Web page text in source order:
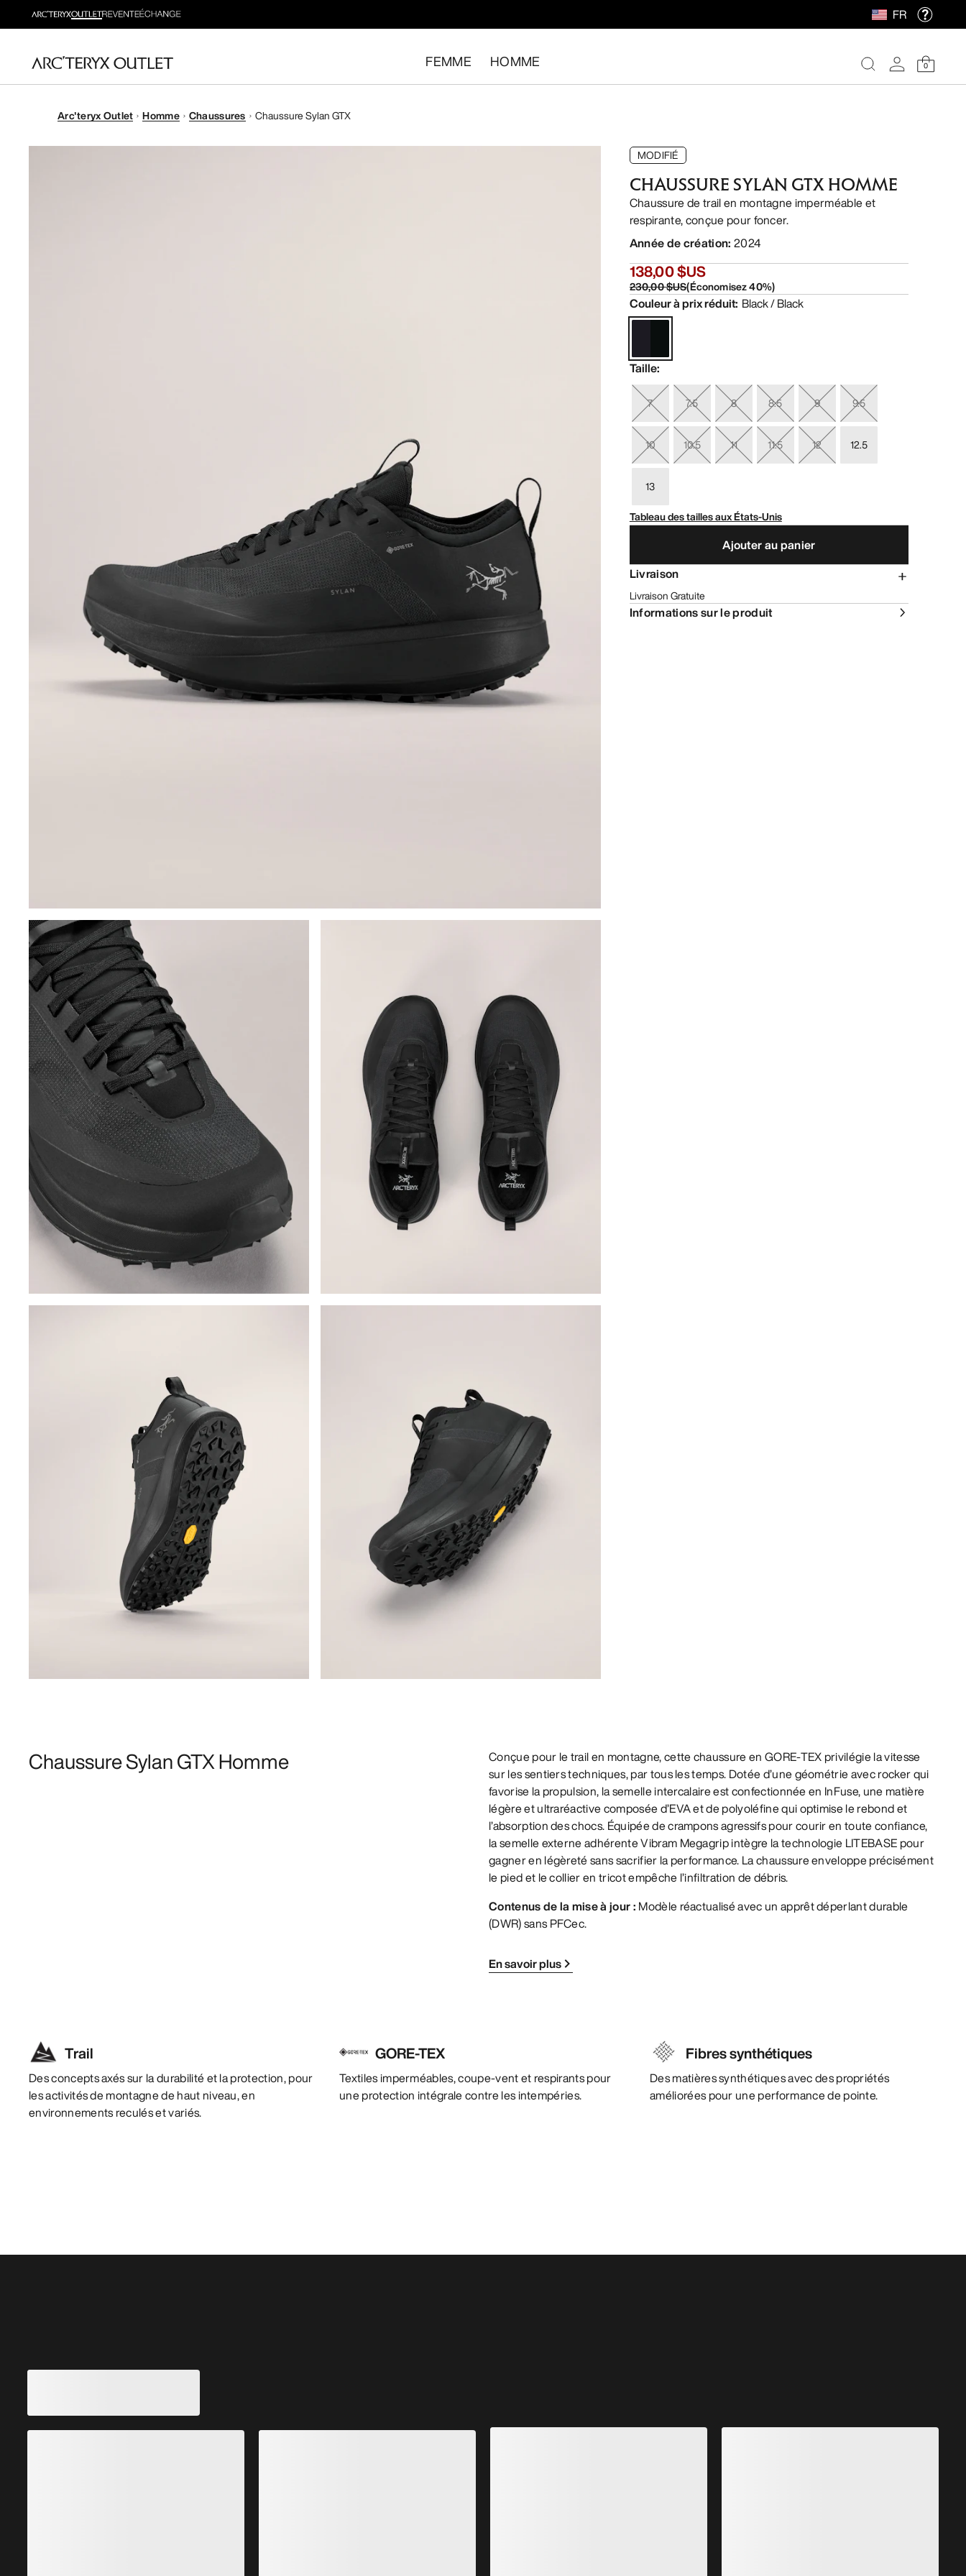
FR
FEMME HOMME 0
Arc'teryx Outlet Homme Chaussures Chaussure Sylan GTX
MODIFIÉ
CHAUSSURE SYLAN GTX HOMME
Chaussure de trail en montagne imperméable et
respirante, conçue pour foncer.
Année de création: 2024
138,00 $US
230,00 $US(Économisez40%)
Couleur à prix réduit: Black / Black
Taille:
7 7.5 8 8.5 9 9.5
10 10.5 11 11.5 12 12.5
13
Tableau des tailles aux États-Unis
Ajouter au panier
Livraison
Livraison Gratuite
Informations sur le produit
Chaussure Sylan GTX Homme
Conçue pour le trail en montagne, cette chaussure en GORE-TEX privilégie la vitesse
sur les sentiers techniques, par tous les temps. Dotée d’une géométrie avec rocker qui
favorise la propulsion, la semelle intercalaire est confectionnée en InFuse, une matière
légère et ultraréactive composée d’EVA et de polyoléfine qui optimise le rebond et
l’absorption des chocs. Équipée de crampons agressifs pour courir en toute confiance,
la semelle externe adhérente Vibram Megagrip intègre la technologie LITEBASE pour
gagner en légèreté sans sacrifier la performance. La chaussure enveloppe précisément
le pied et le collier en tricot empêche l’infiltration de débris.
Contenus de la mise à jour : Modèle réactualisé avec un apprêt déperlant durable
(DWR) sans PFCec.
En savoir plus
Trail
Des concepts axés sur la durabilité et la protection, pour
les activités de montagne de haut niveau, en
environnements reculés et variés.
GORE-TEX
Textiles imperméables, coupe-vent et respirants pour
une protection intégrale contre les intempéries.
Fibres synthétiques
Des matières synthétiques avec des propriétés
améliorées pour une performance de pointe.